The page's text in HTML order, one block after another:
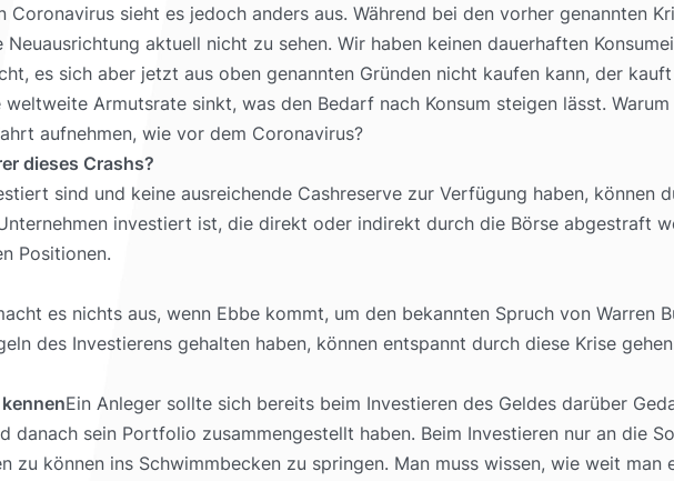
Coronavirus sieht es jedoch anders aus. Während bei den vorher genannten
aktuell nicht zu sehen. Wir haben keinen dauerhaften
es sich aber jetzt aus oben genannten Gründen nicht kaufen kann, der
Armutsrate sinkt, was den Bedarf nach Konsum steigen lässt.
aufnehmen, wie vor dem Coronavirus?
dieses Crashs?
sind und keine ausreichende Cashreserve zur Verfügung haben, können
investiert ist, die direkt oder indirekt durch die Börse abgestraft
Positionen.
es nichts aus, wenn Ebbe kommt, um den bekannten Spruch von Warren
des Investierens gehalten haben, können entspannt durch diese Krise
Ein Anleger sollte sich bereits beim Investieren des Geldes darüber
danach sein Portfolio zusammengestellt haben. Beim Investieren nur an die
zu können ins Schwimmbecken zu springen. Man muss wissen, wie weit man